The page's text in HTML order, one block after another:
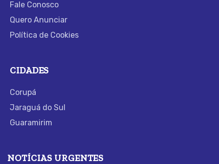
Fale Conosco
Quero Anunciar
Política de Cookies
CIDADES
Corupá
Jaraguá do Sul
Guaramirim
NOTÍCIAS URGENTES